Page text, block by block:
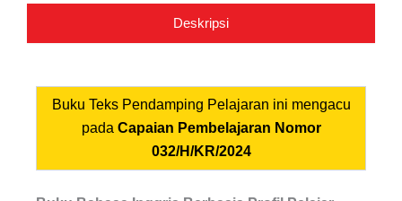
Deskripsi
Buku Teks Pendamping Pelajaran ini mengacu
pada Capaian Pembelajaran Nomor
032/H/KR/2024